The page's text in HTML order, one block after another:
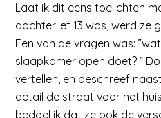
Laat ik dit eens toelichten
dochterlief 13 was, werd ze
Een van de vragen was:
slaapkamer open doet? ”
vertellen, en beschreef
detail de straat voor het
bedoel ik dat ze ook de